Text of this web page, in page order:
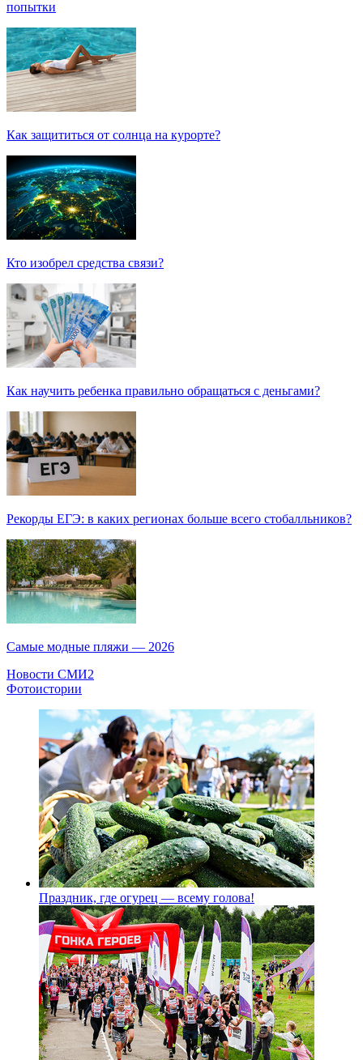
попытки
Как защититься от солнца на курорте?
Кто изобрел средства связи?
Как научить ребенка правильно обращаться с деньгами?
Рекорды ЕГЭ: в каких регионах больше всего стобалльников?
Самые модные пляжи — 2026
Новости СМИ2
Фотоистории
Праздник, где огурец — всему голова!